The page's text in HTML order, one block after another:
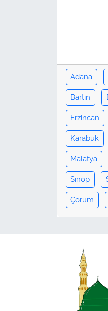
Adana
Bartın
Erzincan
Karabük
Malatya
Sinop
Çorum